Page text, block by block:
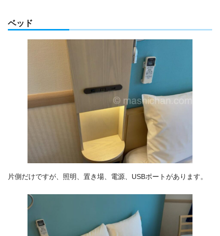
ベッド
片側だけですが、照明、置き場、電源、USBポートがあります。